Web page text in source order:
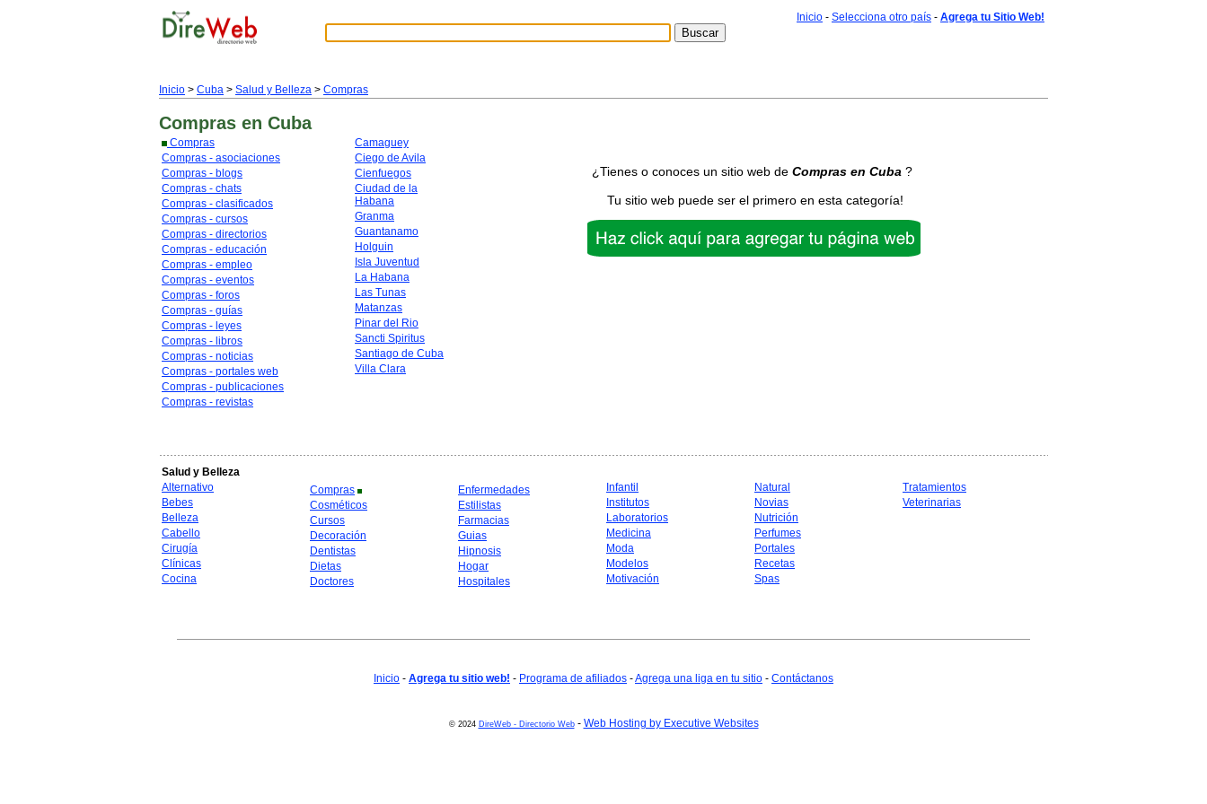
Inicio - Selecciona otro país - Agrega tu Sitio Web!
Inicio > Cuba > Salud y Belleza > Compras
Compras en Cuba
Compras
Compras - asociaciones
Compras - blogs
Compras - chats
Compras - clasificados
Compras - cursos
Compras - directorios
Compras - educación
Compras - empleo
Compras - eventos
Compras - foros
Compras - guías
Compras - leyes
Compras - libros
Compras - noticias
Compras - portales web
Compras - publicaciones
Compras - revistas
Camaguey
Ciego de Avila
Cienfuegos
Ciudad de la
Habana
Granma
Guantanamo
Holguin
Isla Juventud
La Habana
Las Tunas
Matanzas
Pinar del Rio
Sancti Spiritus
Santiago de Cuba
Villa Clara
¿Tienes o conoces un sitio web de Compras en Cuba ?
Tu sitio web puede ser el primero en esta categoría!
Salud y Belleza
Alternativo
Bebes
Belleza
Cabello
Cirugía
Clínicas
Cocina
Compras
Cosméticos
Cursos
Decoración
Dentistas
Dietas
Doctores
Enfermedades
Estilistas
Farmacias
Guias
Hipnosis
Hogar
Hospitales
Infantil
Institutos
Laboratorios
Medicina
Moda
Modelos
Motivación
Natural
Novias
Nutrición
Perfumes
Portales
Recetas
Spas
Tratamientos
Veterinarias
Inicio - Agrega tu sitio web! - Programa de afiliados -Agrega una liga en tu sitio - Contáctanos
© 2024 DireWeb - Directorio Web- Web Hosting by Executive Websites